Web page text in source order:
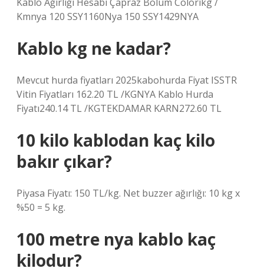
Kmnya 120 SSY1160Nya 150 SSY1429NYA
Kablo kg ne kadar?
Mevcut hurda fiyatları 2025kabohurda Fiyat ISSTR
Vitin Fiyatları 162.20 TL /KGNYA Kablo Hurda
Fiyatı240.14 TL /KGTEKDAMAR KARN272.60 TL
10 kilo kablodan kaç kilo
bakır çıkar?
Piyasa Fiyatı: 150 TL/kg. Net buzzer ağırlığı: 10 kg x
%50 = 5 kg.
100 metre nya kablo kaç
kilodur?